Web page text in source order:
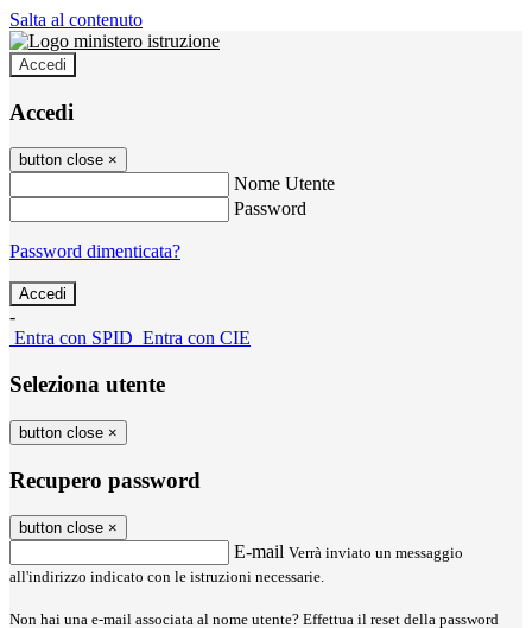
Salta al contenuto
Accedi
Accedi
button close ×
Nome Utente
Password
Password dimenticata?
-
Entra con SPID Entra con CIE
Seleziona utente
button close ×
Recupero password
button close ×
E-mail Verrà inviato un messaggio
all'indirizzo indicato con le istruzioni necessarie.
Non hai una e-mail associata al nome utente? Effettua il reset della password